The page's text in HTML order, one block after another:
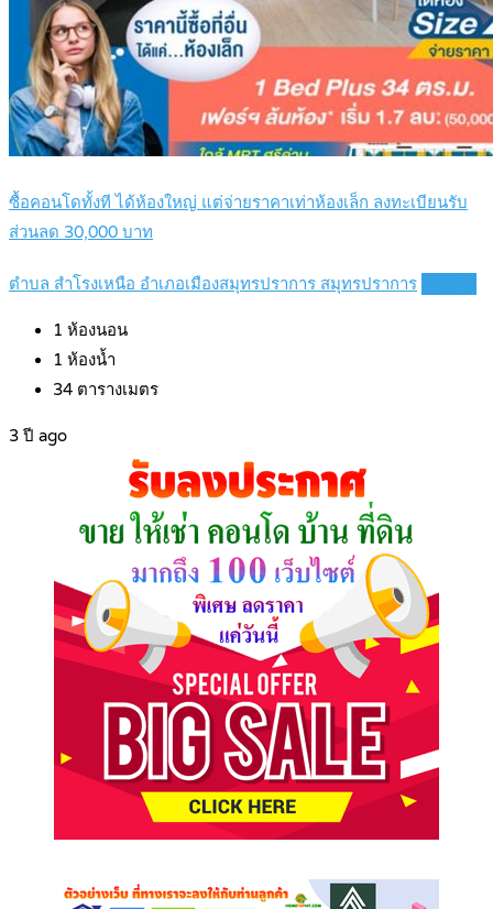
ซื้อคอนโดทั้งที ได้ห้องใหญ่ แต่จ่ายราคาเท่าห้องเล็ก ลงทะเบียนรับ
ส่วนลด 30,000 บาท
ตำบล สำโรงเหนือ อำเภอเมืองสมุทรปราการ สมุทรปราการ
1 ห้องนอน
1 ห้องน้ำ
34 ตารางเมตร
3 ปี ago